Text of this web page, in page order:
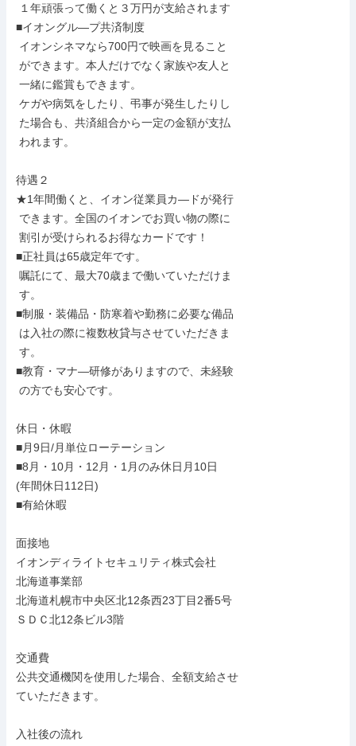
■イオングル―プ共済制度
待遇２
★1年間働くと、イオン従業員カ―ドが発行
■正社員は65歳定年です。
■制服・装備品・防寒着や勤務に必要な備品
■教育・マナ―研修がありますので、未経験
休日・休暇
■月9日/月単位ローテーション
■8月・10月・12月・1月のみ休日月10日
(年間休日112日)
■有給休暇
面接地
イオンディライトセキュリティ株式会社
北海道事業部
北海道札幌市中央区北12条西23丁目2番5号
ＳＤＣ北12条ビル3階
交通費
公共交通機関を使用した場合、全額支給させ
ていただきます。
入社後の流れ